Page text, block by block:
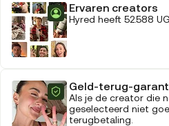
Ervaren creators
Hyred heeft 52.588
Geld-terug-
Als je de creator die
geselecteerd niet
terugbetaling.